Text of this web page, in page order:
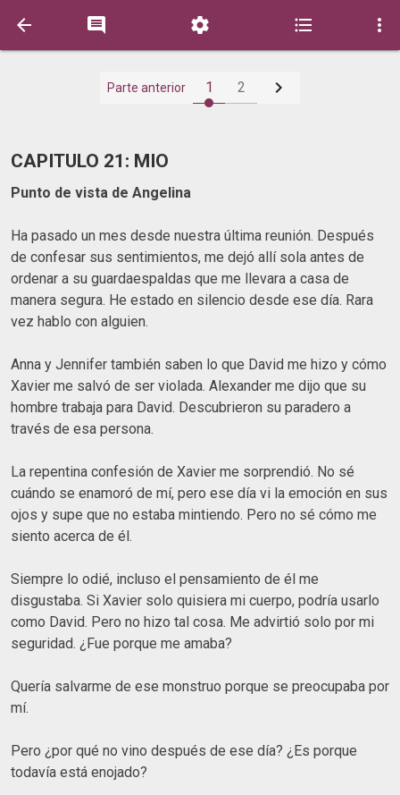
    
Parte anterior 1 2 
CAPITULO 21: MIO
Punto de vista de Angelina
Ha pasado un mes desde nuestra última reunión. Después
de confesar sus sentimientos, me dejó allí sola antes de
ordenar a su guardaespaldas que me llevara a casa de
manera segura. He estado en silencio desde ese día. Rara
vez hablo con alguien.
Anna y Jennifer también saben lo que David me hizo y cómo
Xavier me salvó de ser violada. Alexander me dijo que su
hombre trabaja para David. Descubrieron su paradero a
través de esa persona.
La repentina confesión de Xavier me sorprendió. No sé
cuándo se enamoró de mí, pero ese día vi la emoción en sus
ojos y supe que no estaba mintiendo. Pero no sé cómo me
siento acerca de él.
Siempre lo odié, incluso el pensamiento de él me
disgustaba. Si Xavier solo quisiera mi cuerpo, podría usarlo
como David. Pero no hizo tal cosa. Me advirtió solo por mi
seguridad. ¿Fue porque me amaba?
Quería salvarme de ese monstruo porque se preocupaba por
mí.
Pero ¿por qué no vino después de ese día? ¿Es porque
todavía está enojado?